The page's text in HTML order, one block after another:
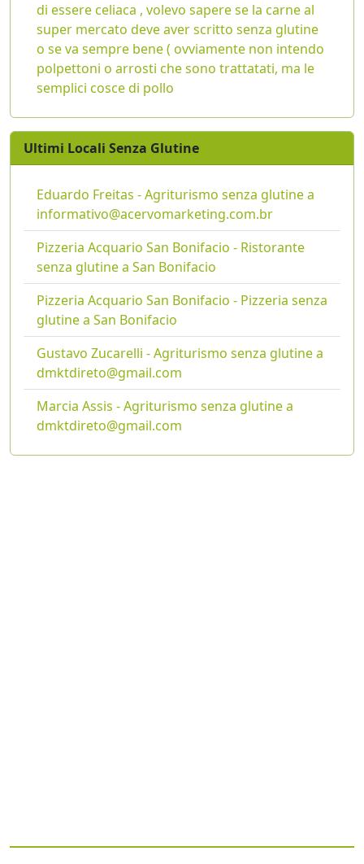
di essere celiaca , volevo sapere se la carne al
super mercato deve aver scritto senza glutine
o se va sempre bene ( ovviamente non intendo
polpettoni o arrosti che sono trattatati, ma le
semplici cosce di pollo
Ultimi Locali Senza Glutine
Eduardo Freitas - Agriturismo senza glutine a
informativo@acervomarketing.com.br
Pizzeria Acquario San Bonifacio - Ristorante
senza glutine a San Bonifacio
Pizzeria Acquario San Bonifacio - Pizzeria senza
glutine a San Bonifacio
Gustavo Zucarelli - Agriturismo senza glutine a
dmktdireto@gmail.com
Marcia Assis - Agriturismo senza glutine a
dmktdireto@gmail.com